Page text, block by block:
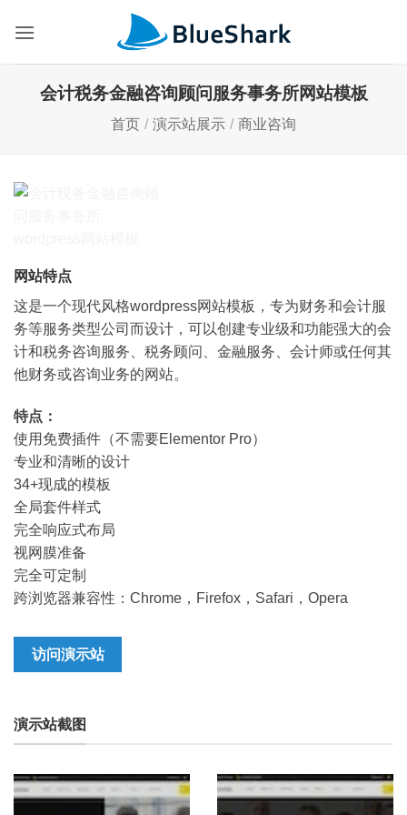
会计税务金融咨询顾问服务事务所网站模板
首页 / 演示站展示 / 商业咨询
网站特点
这是一个现代风格wordpress网站模板，专为财务和会计服
务等服务类型公司而设计，可以创建专业级和功能强大的会
计和税务咨询服务、税务顾问、金融服务、会计师或任何其
他财务或咨询业务的网站。
特点：
使用免费插件（不需要Elementor Pro）
专业和清晰的设计
34+现成的模板
全局套件样式
完全响应式布局
视网膜准备
完全可定制
跨浏览器兼容性：Chrome，Firefox，Safari，Opera
访问演示站
演示站截图